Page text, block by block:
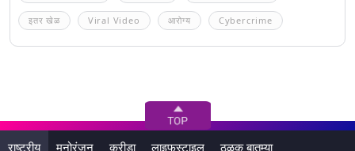
इतर खेळ Viral Video आरोग्य Cybercrime
राष्ट्रीय मनोरंजन क्रीडा लाइफस्टाइल ठळक बातम्या